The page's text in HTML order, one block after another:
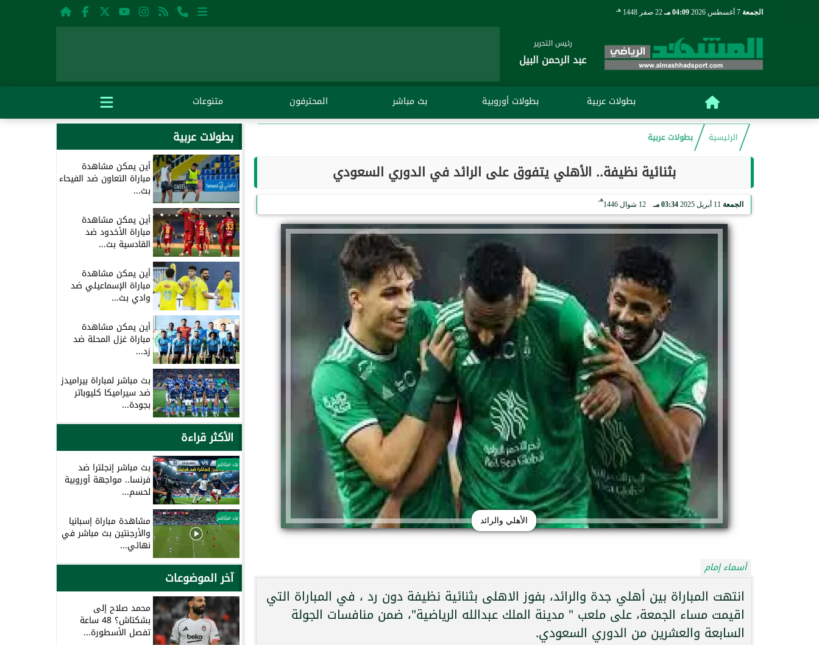
الجمعة 04:09 مـ 22 صفر 1448 هـ
رئيس التحرير
عبد الرحمن البيل
بطولات عربية بطولات أوروبية بث مباشر المحترفون متنوعات
الرئيسية بطولات عربية
بثنائية نظيفة.. الأهلي يتفوق على الرائد في الدوري السعودي
الجمعة 03:34 مـ 12 شوال 1446
هـ
الأهلي والرائد
أسماء إمام
انتهت المباراة بين أهلي جدة والرائد، بفوز الاهلى بثنائية نظيفة دون رد ، في المباراة التي
اقيمت مساء الجمعة، على ملعب " مدينة الملك عبدالله الرياضية"، ضمن منافسات الجولة
السابعة والعشرين من الدوري السعودي.
بطولات عربية
أين يمكن مشاهدة
مباراة التعاون ضد الفيحاء
بث...
أين يمكن مشاهدة
مباراة الأخدود ضد
القادسية بث...
أين يمكن مشاهدة
مباراة الإسماعيلي ضد
وادي بث...
أين يمكن مشاهدة
مباراة غزل المحلة ضد
زد...
بث مباشر لمباراة بيراميدز
ضد سيراميكا كليوباتر
بجودة...
الأكثر قراءة
بث مباشر بث مباشر إنجلترا ضد
فرنسا.. مواجهة أوروبية
لحسم...
بث مباشر مشاهدة مباراة إسبانيا
والأرجنتين بث مباشر في
نهائي...
آخر الموضوعات
محمد صلاح إلى
بشكتاش؟ 48 ساعة
تفصل الأسطورة...